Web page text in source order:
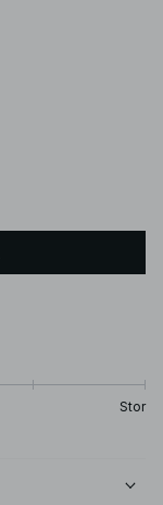
Stor